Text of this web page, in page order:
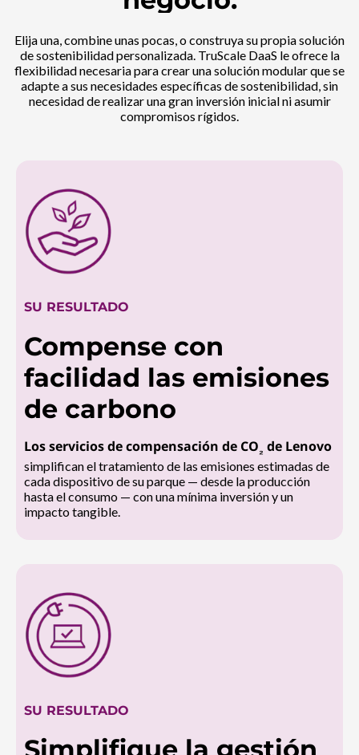
Elija una, combine unas pocas, o construya su propia solución
de sostenibilidad personalizada. TruScale DaaS le ofrece la
flexibilidad necesaria para crear una solución modular que se
adapte a sus necesidades específicas de sostenibilidad, sin
necesidad de realizar una gran inversión inicial ni asumir
compromisos rígidos.
SU RESULTADO
Compense con
facilidad las emisiones
de carbono
Los servicios de compensación de CO₂ de Lenovo
simplifican el tratamiento de las emisiones estimadas de
cada dispositivo de su parque — desde la producción
hasta el consumo — con una mínima inversión y un
impacto tangible.
SU RESULTADO